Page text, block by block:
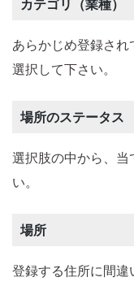
カテゴリ（業種）
あらかじめ登録さ
選択して下さい。
場所のステータス
選択肢の中から、当
い。
場所
登録する住所に間違